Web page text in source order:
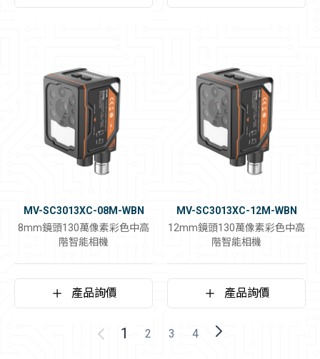
MV-SC3013XC-08M-WBN
8mm鏡頭130萬像素彩色中高
階智能相機
產品詢價
MV-SC3013XC-12M-WBN
12mm鏡頭130萬像素彩色中高
階智能相機
產品詢價
1 2 3 4